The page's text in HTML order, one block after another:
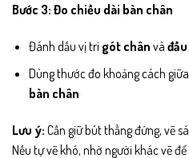
Bước 3: Đo chiều dài bàn chân
Đánh dấu vị trí gót chân và
Dùng thước đo khoảng cách
bàn chân
Lưu ý: Cần giữ bút thẳng đứng, vẽ
Nếu tự vẽ khó, nhờ người khác vẽ